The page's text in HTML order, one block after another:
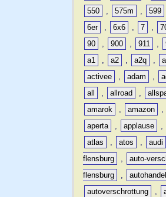
550
, 575m , 599
6er
, 6x6 , 7 ,
90
, 900 , 911 ,
a1
, a2 , a2q ,
activee
, adam ,
all
, allroad ,
amarok
, amazon ,
aperta
, applause ,
atlas
, atos , audi
flensburg
, auto-
flensburg
,
autoverschrottung
,